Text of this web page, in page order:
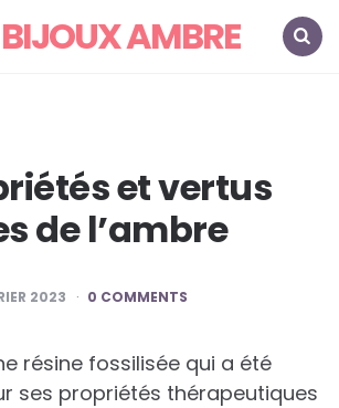
BIJOUX AMBRE
et vertus
de l’ambre
2023 0 COMMENTS
résine fossilisée qui a été
ses propriétés thérapeutiques